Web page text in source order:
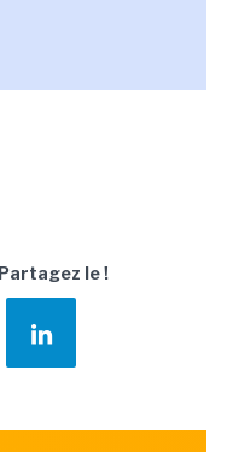
Partagez le !